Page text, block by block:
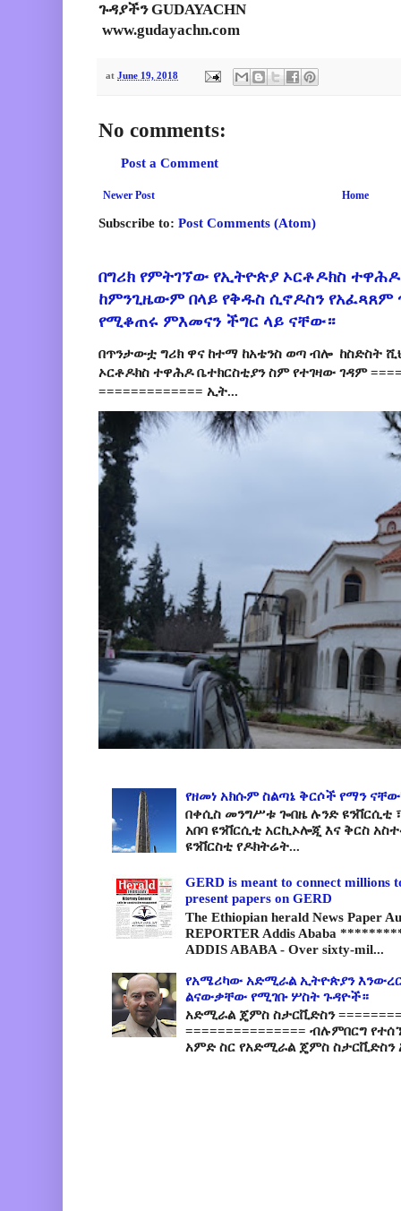
ጉዳያችን GUDAYACHN
www.gudayachn.com
at June 19, 2018
No comments:
Post a Comment
Newer Post Home
Subscribe to: Post Comments (Atom)
በግሪክ የምትገኘው የኢትዮጵያ ኦርቶዶክስ
ከምንጊዜውም በላይ የቅዱስ ሲኖዶስን የአፈጻጸም
የሚቆጠሩ ምእመናን ችግር ላይ ናቸው።
በጥንታውቷ ግሪክ ዋና ከተማ ከአቴንስ ወጣ ብሎ ከስድስት
ኦርቶዶክስ ተዋሕዶ ቤተክርስቲያን ስም የተገዛው ገዳም
============= ኢት...
የዘመነ አክሱም ስልጣኔ ቅርሶች የማን
በቀሲስ መንግሥቱ ጐበዜ ሉንድ ዩንቨርሲቲ
አበባ ዩንቨርሲቲ አርኪኦሎጂ እና ቅርስ
ዩንቨርስቲ የዶክትሬት...
GERD is meant to connect millions
present papers on GERD
The Ethiopian herald News Paper
REPORTER Addis Ababa
ADDIS ABABA - Over sixty-mil...
የአሜሪካው አድሚራል ኢትዮጵያን
ልናውቃቸው የሚገቡ ሦስት ጉዳዮች።
አድሚራል ጄምስ ስታርቪድስን
=============== ብሉምበርግ
አምድ ስር የአድሚራል ጄምስ ስታርቪድስን